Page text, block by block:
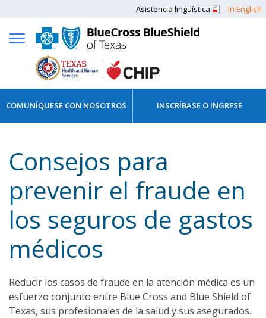
Asistencia lingüística In English
COMUNÍQUESE CON NOSOTROS INSCRÍBASE O INGRESE
Consejos para
prevenir el fraude en
los seguros de gastos
médicos
Reducir los casos de fraude en la atención médica es un
esfuerzo conjunto entre Blue Cross and Blue Shield of
Texas, sus profesionales de la salud y sus asegurados.